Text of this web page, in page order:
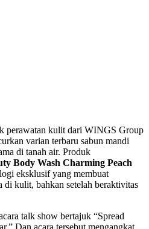
perawatan kulit dari WINGS Group
varian terbaru sabun mandi
di tanah air. Produk
Body Wash Charming Peach
eksklusif yang membuat
di kulit, bahkan setelah beraktivitas
talk show bertajuk “Spread